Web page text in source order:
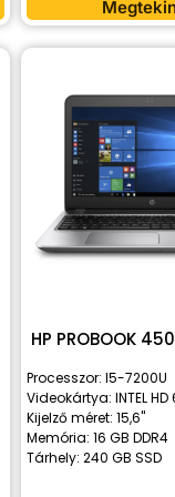
HP PROBOOK
Processzor: I5-7200U
Videokártya: INTEL HD
Kijelző méret: 15,6"
Memória: 16 GB DDR4
Tárhely: 240 GB SSD